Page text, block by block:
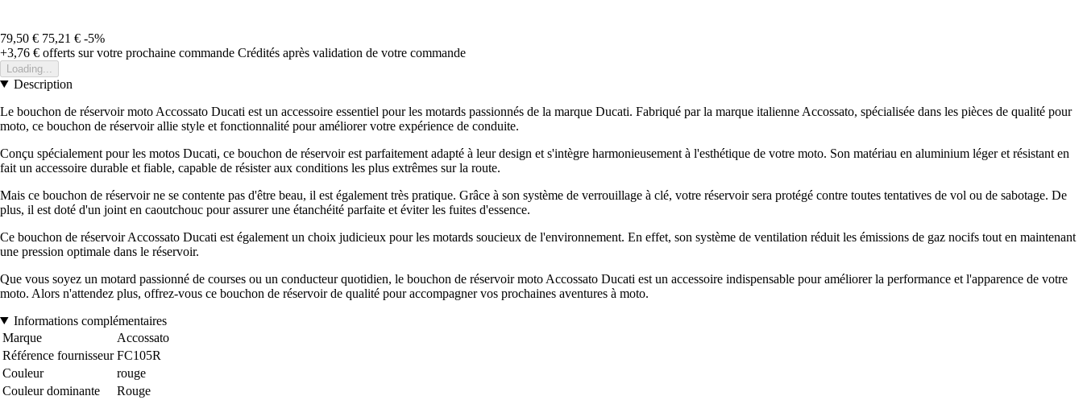
79,50 € 75,21 € -5%
+3,76 € offerts sur votre prochaine commande Crédités après validation de votre commande
Loading...
Description
Le bouchon de réservoir moto Accossato Ducati est un accessoire essentiel pour les motards passionnés de la marque Ducati. Fabriqué par la marque italienne Accossato, spécialisée dans les pièces de qualité pour
moto, ce bouchon de réservoir allie style et fonctionnalité pour améliorer votre expérience de conduite.
Conçu spécialement pour les motos Ducati, ce bouchon de réservoir est parfaitement adapté à leur design et s'intègre harmonieusement à l'esthétique de votre moto. Son matériau en aluminium léger et résistant en
fait un accessoire durable et fiable, capable de résister aux conditions les plus extrêmes sur la route.
Mais ce bouchon de réservoir ne se contente pas d'être beau, il est également très pratique. Grâce à son système de verrouillage à clé, votre réservoir sera protégé contre toutes tentatives de vol ou de sabotage. De
plus, il est doté d'un joint en caoutchouc pour assurer une étanchéité parfaite et éviter les fuites d'essence.
Ce bouchon de réservoir Accossato Ducati est également un choix judicieux pour les motards soucieux de l'environnement. En effet, son système de ventilation réduit les émissions de gaz nocifs tout en maintenant
une pression optimale dans le réservoir.
Que vous soyez un motard passionné de courses ou un conducteur quotidien, le bouchon de réservoir moto Accossato Ducati est un accessoire indispensable pour améliorer la performance et l'apparence de votre
moto. Alors n'attendez plus, offrez-vous ce bouchon de réservoir de qualité pour accompagner vos prochaines aventures à moto.
Informations complémentaires
Marque
Accossato
Référence fournisseur FC105R
Couleur
rouge
Couleur dominante
Rouge